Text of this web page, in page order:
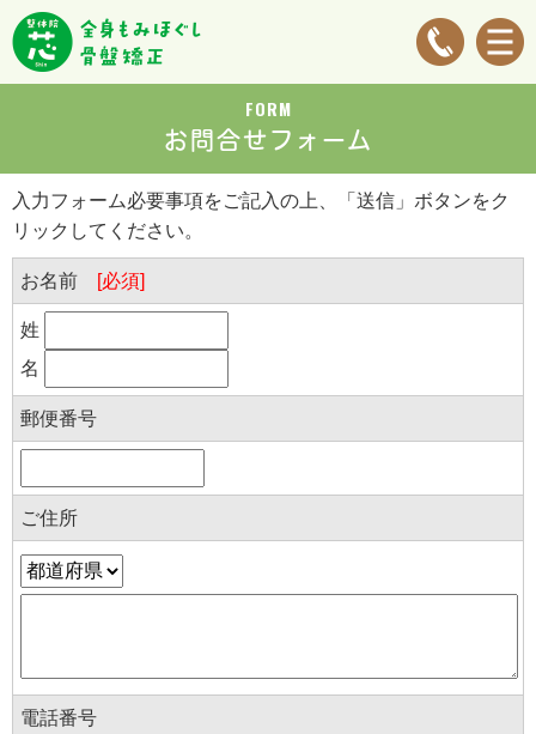
FORM
お問合せフォーム
入力フォーム必要事項をご記入の上、「送信」ボタンをク
リックしてください。
お名前 [必須]
姓
名
郵便番号
ご住所
電話番号